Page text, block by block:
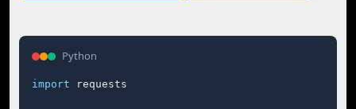
Python
import requests